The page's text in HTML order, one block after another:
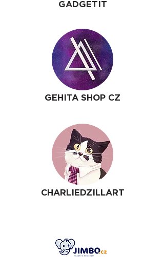
GADGETIT
GEHITA SHOP CZ
CHARLIEDZILLART